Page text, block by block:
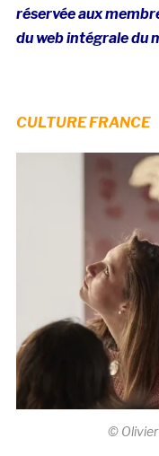
réservée aux
du web intégrale du
CULTURE FRANCE
© Olivier